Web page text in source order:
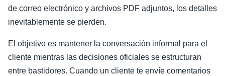
de correo electrónico y archivos PDF adjuntos, los detalles
inevitablemente se pierden.
El objetivo es mantener la conversación informal para el
cliente mientras las decisiones oficiales se estructuran
entre bastidores. Cuando un cliente te envíe comentarios